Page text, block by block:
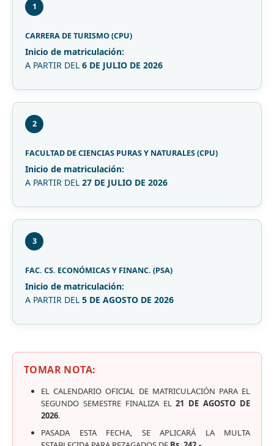
1
CARRERA DE TURISMO (CPU)
Inicio de matriculación:
A PARTIR DEL 6 DE JULIO DE 2026
2
FACULTAD DE CIENCIAS PURAS Y NATURALES (CPU)
Inicio de matriculación:
A PARTIR DEL 27 DE JULIO DE 2026
3
FAC. CS. ECONÓMICAS Y FINANC. (PSA)
Inicio de matriculación:
A PARTIR DEL 5 DE AGOSTO DE 2026
TOMAR NOTA:
EL CALENDARIO OFICIAL DE MATRICULACIÓN PARA EL
SEGUNDO SEMESTRE FINALIZA EL21 DE AGOSTO DE
2026.
PASADA ESTA FECHA, SE APLICARÁ LA MULTA